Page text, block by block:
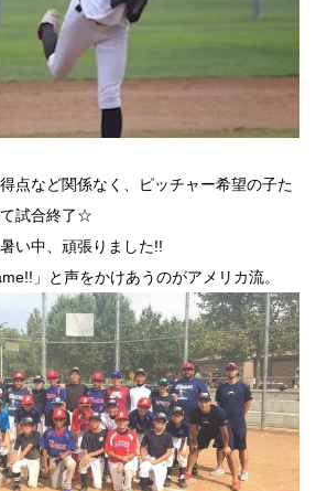
点など関係なく、ピッチャー希望の子た
試合終了☆
い中、頑張りました!!
」と声をかけあうのがアメリカ流。